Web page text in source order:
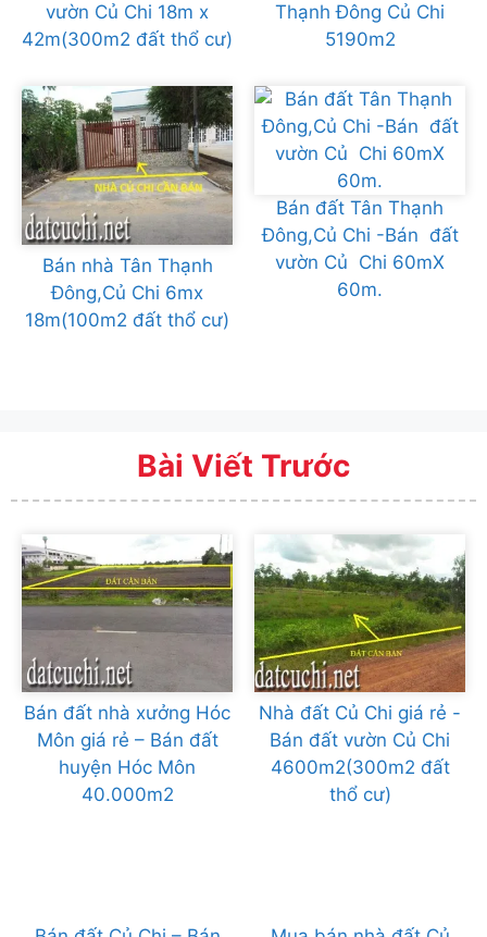
vườn Củ Chi 18m x
42m(300m2 đất thổ cư)
Thạnh Đông Củ Chi
5190m2
Bán nhà Tân Thạnh
Đông,Củ Chi 6mx
18m(100m2 đất thổ cư)
Bán đất Tân Thạnh
Đông,Củ Chi -Bán đất
vườn Củ Chi 60mX
60m.
Bài Viết Trước
Bán đất nhà xưởng Hóc
Môn giá rẻ – Bán đất
huyện Hóc Môn
40.000m2
Nhà đất Củ Chi giá rẻ -
Bán đất vườn Củ Chi
4600m2(300m2 đất
thổ cư)